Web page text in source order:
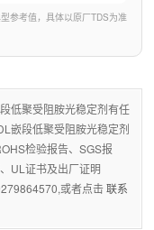
参考值，具体以原厂TDS为准
低聚受阻胺光稳定剂有任
嵌段低聚受阻胺光稳定剂
检验报告、SGS报
UL证书及出厂证明
或者点击联系